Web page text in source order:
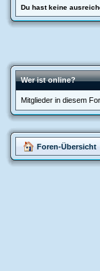
Du hast keine
Wer ist online?
Mitglieder in diesem
Foren-Übersicht